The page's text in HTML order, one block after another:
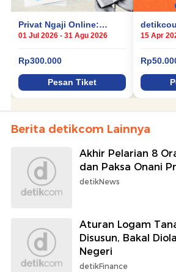
Berita detikcom Lainnya
Akhir Pelarian 8
dan Paksa Onani
detikNews
Aturan Logam
Disusun, Bakal
Negeri
detikFinance